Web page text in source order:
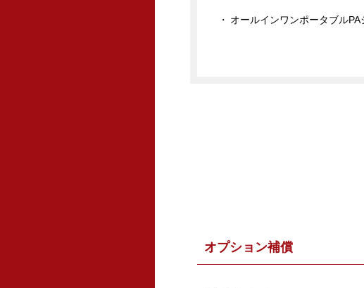
オールインワンポータブルPA
オプション補償